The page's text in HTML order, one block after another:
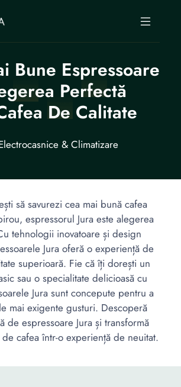
Bune Espressoare
Perfectă
De Calitate
& Climatizare
să savurezi cea mai bună cafea
espressorul Jura este alegerea
tehnologii inovatoare și design
Jura oferă o experiență de
superioară. Fie că îți dorești un
sau o specialitate delicioasă cu
Jura sunt concepute pentru a
mai exigente gusturi. Descoperă
de espressoare Jura și transformă
cafea într-o experiență de neuitat.